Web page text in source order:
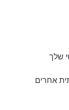
שלך
אחרים